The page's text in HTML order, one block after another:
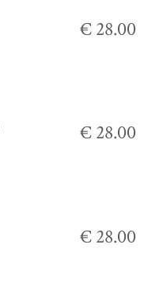
€ 28.00
€ 28.00
€ 28.00